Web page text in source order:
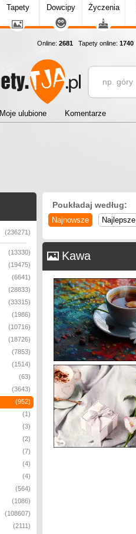
Tapety Dowcipy Życzenia
Online: 2681 Tapety online: 1740
Moje ulubione Komentarze
(236271)
(13330)
(19475)
(6641)
(28833)
(33315)
(1986)
(10716)
(18726)
(7853)
(1514)
(63)
(3643)
(952)
(1)
(3)
(2)
(7)
(4)
(4)
(564)
(1086)
(108607)
(2111)
Poukładaj według:
Najnowsze Najlepsze
Kawa